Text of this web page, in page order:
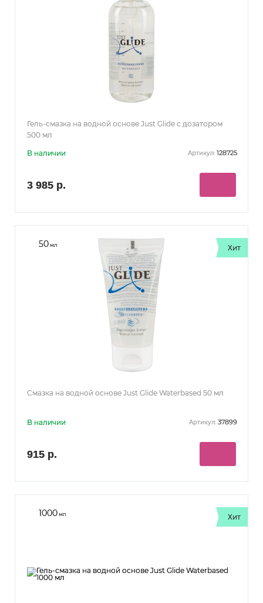
ОРАЛЬНЫЕ НА ВОДНОЙ ОСНОВЕ
ОРАЛЬНО-ВАГИНАЛЬНЫЕ (138)
(97) С АРОМАТОМ ВИШНИ
АНАЛЬНО-ВАГИНАЛЬНЫЕ НА ВОДНОЙ ОСНОВЕ
АНАЛЬНО-ВАГИНАЛЬНЫЕ НА СИЛИКОНОВОЙ ОСНОВЕ
Гель-смазка на водной основе Just Glide с дозатором
500 мл
В наличии Артикул: 128725
3 985 р.
50мл Хит
Смазка на водной основе Just Glide Waterbased 50 мл
В наличии Артикул: 37899
915 р.
1000мл Хит